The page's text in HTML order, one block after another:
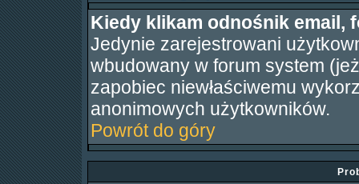
Kiedy klikam odnośnik email,
Jedynie zarejestrowani
wbudowany w forum system
zapobiec niewłaściwemu
anonimowych użytkowników.
Powrót do góry